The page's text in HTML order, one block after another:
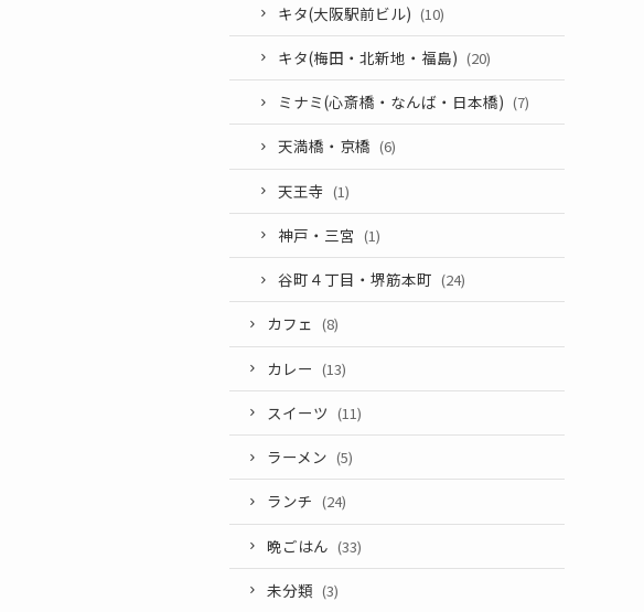
キタ(大阪駅前ビル) (10)
キタ(梅田・北新地・福島) (20)
ミナミ(心斎橋・なんば・日本橋) (7)
天満橋・京橋 (6)
天王寺 (1)
神戸・三宮 (1)
谷町４丁目・堺筋本町 (24)
カフェ (8)
カレー (13)
スイーツ (11)
ラーメン (5)
ランチ (24)
晩ごはん (33)
未分類 (3)